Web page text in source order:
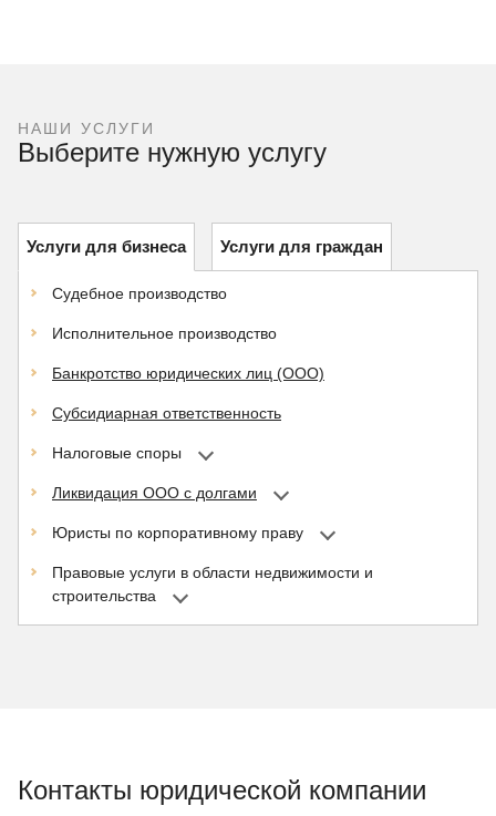
НАШИ УСЛУГИ
Выберите нужную услугу
Услуги для бизнеса Услуги для граждан
Судебное производство
Исполнительное производство
Банкротство юридических лиц (ООО)
Субсидиарная ответственность
Налоговые споры
Ликвидация ООО с долгами
Юристы по корпоративному праву
Правовые услуги в области недвижимости и
строительства
Контакты юридической компании